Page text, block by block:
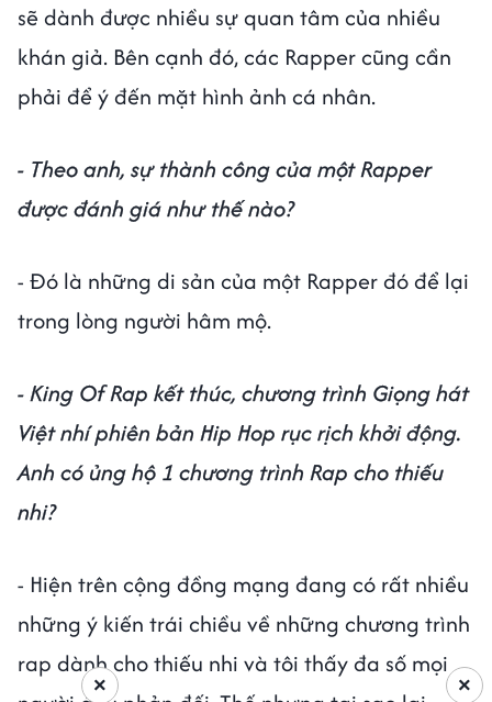
sẽ dành được nhiều sự quan tâm của nhiều
khán giả. Bên cạnh đó, các Rapper cũng cần
phải để ý đến mặt hình ảnh cá nhân.
- Theo anh, sự thành công của một Rapper
được đánh giá như thế nào?
- Đó là những di sản của một Rapper đó để lại
trong lòng người hâm mộ.
- King Of Rap kết thúc, chương trình Giọng hát
Việt nhí phiên bản Hip Hop rục rịch khởi động.
Anh có ủng hộ 1 chương trình Rap cho thiếu
nhi?
- Hiện trên cộng đồng mạng đang có rất nhiều
những ý kiến trái chiều về những chương trình
rap dành cho thiếu nhi và tôi thấy đa số mọi
×
×